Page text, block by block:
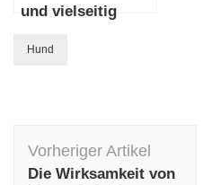
und vielseitig
Hund
Vorheriger Artikel
Die Wirksamkeit von